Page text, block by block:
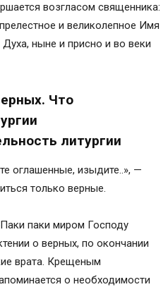
возгласом священника:
и великолепное Имя
ныне и присно и во веки
Что
литургии
оглашенные, изыдите..», —
только верные.
паки миром Господу
о верных, по окончании
врата. Крещеным
о необходимости